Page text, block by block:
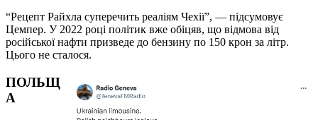
“Рецепт Райхла суперечить реаліям Чехії”, — підсумовує
Цемпер. У 2022 році політик вже обіцяв, що відмова від
російської нафти призведе до бензину по 150 крон за літр.
Цього не сталося.
ПОЛЬЩ
А